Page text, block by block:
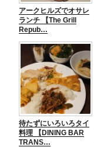
アークヒルズでオサレ
ランチ 【The Grill
Repub…
待たずにいろいろタイ
料理 【DINING BAR
TRANS…